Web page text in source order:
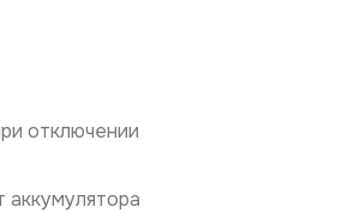
отключении
аккумулятора